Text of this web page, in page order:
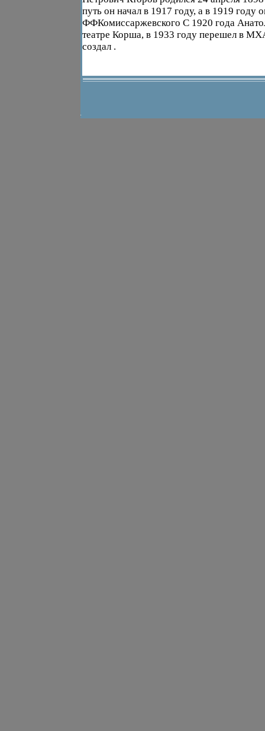
путь он начал в 1917 году, а в 1919 году
ФФКомиссаржевского С 1920 года
театре Корша, в 1933 году перешел в
создал .